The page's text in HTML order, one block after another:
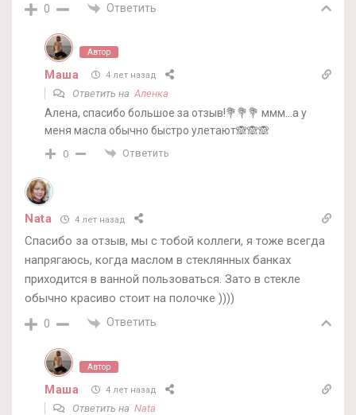
0 Ответить
Автор
Маша 4 лет назад
Ответить на Аленка
Алена, спасибо большое за отзыв!💐💐💐 ммм…а у
меня масла обычно быстро улетают🙈🙈🙈
0 Ответить
Nata 4 лет назад
Спасибо за отзыв, мы с тобой коллеги, я тоже всегда
напрягаюсь, когда маслом в стеклянных банках
приходится в ванной пользоваться. Зато в стекле
обычно красиво стоит на полочке ))))
0 Ответить
Автор
Маша 4 лет назад
Ответить на Nata